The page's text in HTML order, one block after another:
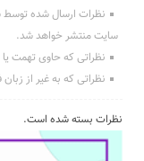
نظرات ارسال شده توسط
سایت منتشر خواهد شد.
نظراتی که حاوی تهمت یا
نظراتی که به غیر از
نظرات بسته شده است.